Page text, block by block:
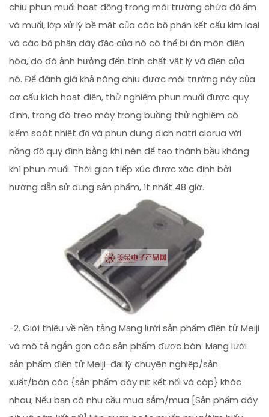
chịu phun muối hoạt động trong môi trường chứa độ ẩm
và muối, lớp xử lý bề mặt của các bộ phận kết cấu kim loại
và các bộ phận dày đặc của nó có thể bị ăn mòn điện
hóa, do đó ảnh hưởng đến tính chất vật lý và điện của
nó. Để đánh giá khả năng chịu được môi trường này của
cơ cấu kích hoạt điện, thử nghiệm phun muối được quy
định, trong đó treo máy trong buồng thử nghiệm có
kiểm soát nhiệt độ và phun dung dịch natri clorua với
nồng độ quy định bằng khí nén để tạo thành bầu không
khí phun muối. Thời gian tiếp xúc được xác định bởi
hướng dẫn sử dụng sản phẩm, ít nhất 48 giờ.
-2. Giới thiệu về nền tảng Mạng lưới sản phẩm điện tử Meiji
và mô tả ngắn gọn các sản phẩm được bán: Mạng lưới
sản phẩm điện tử Meiji-đại lý chuyên nghiệp/sản
xuất/bán các {sản phẩm dây nịt kết nối và cáp} khác
nhau; Nếu bạn có nhu cầu mua sắm/mua [Sản phẩm dây